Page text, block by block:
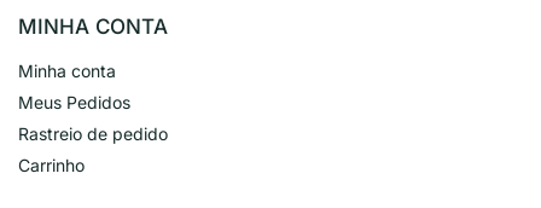
MINHA CONTA
Minha conta
Meus Pedidos
Rastreio de pedido
Carrinho